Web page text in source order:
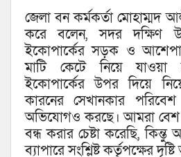
জেলা বন কর্মকর্তা মোহাম্মদ
করে বলেন, সদর দক্ষিণ
ইকোপার্কের সড়ক ও
মাটি কেটে নিয়ে
ইকোপার্কের উপর দিয়ে
কারনের সেখানকার
অভিযোগও করছে। আমরা বেশ
বন্ধ করার চেষ্টা করেছি,
ব্যাপারে সংশ্লিষ্ট কর্তৃপক্ষের